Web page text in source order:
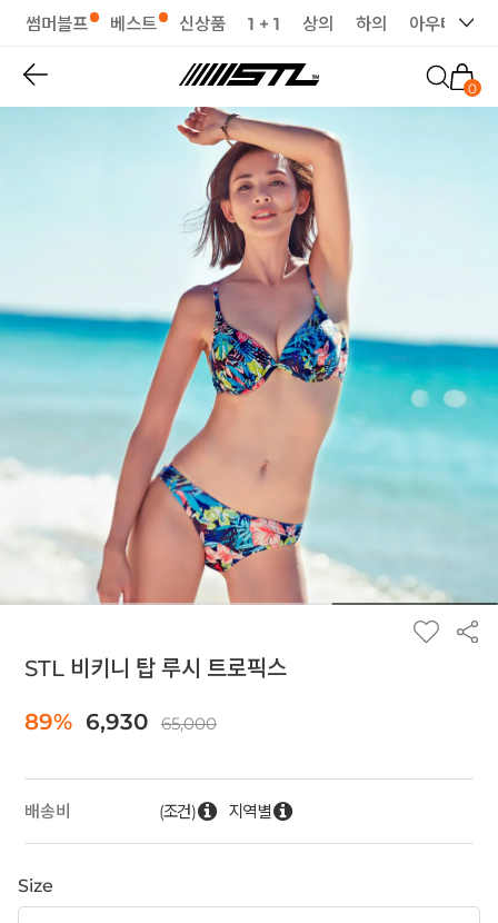
썸머블프 베스트 신상품 1 + 1 상의 하의 아우터
0
STL 비키니 탑 루시 트로픽스
89% 6,930 65,000
배송비 (조건) 지역별
Size